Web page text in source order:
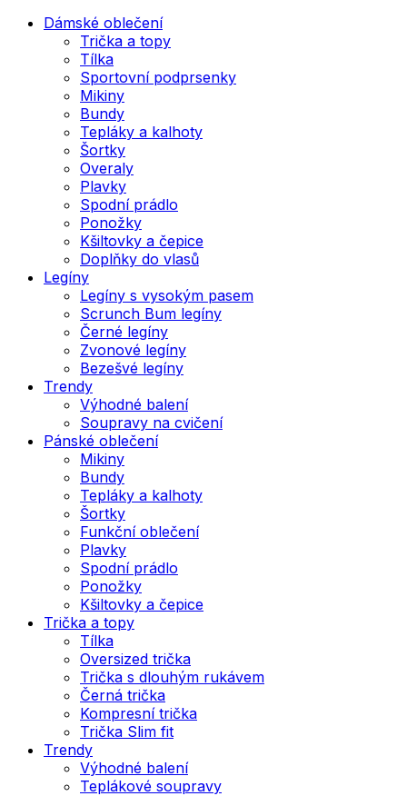
Dámské oblečení
Trička a topy
Tílka
Sportovní podprsenky
Mikiny
Bundy
Tepláky a kalhoty
Šortky
Overaly
Plavky
Spodní prádlo
Ponožky
Kšiltovky a čepice
Doplňky do vlasů
Legíny
Legíny s vysokým pasem
Scrunch Bum legíny
Černé legíny
Zvonové legíny
Bezešvé legíny
Trendy
Výhodné balení
Soupravy na cvičení
Pánské oblečení
Mikiny
Bundy
Tepláky a kalhoty
Šortky
Funkční oblečení
Plavky
Spodní prádlo
Ponožky
Kšiltovky a čepice
Trička a topy
Tílka
Oversized trička
Trička s dlouhým rukávem
Černá trička
Kompresní trička
Trička Slim fit
Trendy
Výhodné balení
Teplákové soupravy